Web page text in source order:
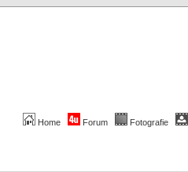
Home Forum Fotografie